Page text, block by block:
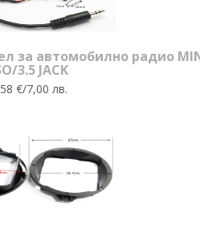
за автомобилно радио
3.5 JACK
€/7,00 лв.